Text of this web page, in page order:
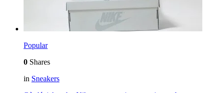
Popular
0 Shares
in Sneakers